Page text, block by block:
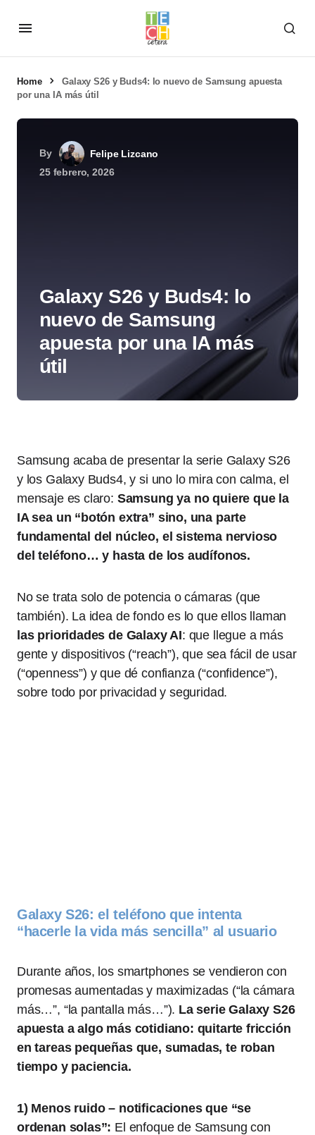
Home
Galaxy S26 y Buds4: lo nuevo de Samsung apuesta
por una IA más útil
By
Felipe Lizcano
25 febrero, 2026
Galaxy S26 y Buds4: lo
nuevo de Samsung
apuesta por una IA más
útil
Samsung acaba de presentar la serie Galaxy S26
y los Galaxy Buds4, y si uno lo mira con calma, el
mensaje es claro: Samsung ya no quiere que la
IA sea un “botón extra” sino, una parte
fundamental del núcleo, el sistema nervioso
del teléfono… y hasta de los audífonos.
No se trata solo de potencia o cámaras (que
también). La idea de fondo es lo que ellos llaman
las prioridades de Galaxy AI: que llegue a más
gente y dispositivos (“reach”), que sea fácil de usar
(“openness”) y que dé confianza (“confidence”),
sobre todo por privacidad y seguridad.
Galaxy S26: el teléfono que intenta
“hacerle la vida más sencilla” al usuario
Durante años, los smartphones se vendieron con
promesas aumentadas y maximizadas (“la cámara
más…”, “la pantalla más…”). La serie Galaxy S26
apuesta a algo más cotidiano: quitarte fricción
en tareas pequeñas que, sumadas, te roban
tiempo y paciencia.
1) Menos ruido – notificaciones que “se
ordenan solas”: El enfoque de Samsung con